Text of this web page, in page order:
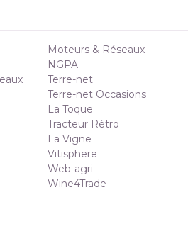
Moteurs & Réseaux
NGPA
Terre-net
Terre-net Occasions
La Toque
Tracteur Rétro
La Vigne
Vitisphere
Web-agri
Wine4Trade